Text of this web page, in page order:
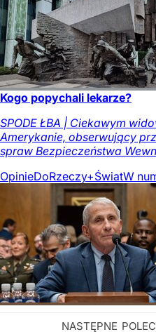
Kogo popychali lekarze?
SPODE ŁBA | Ciekawym
Amerykanie, obserwujący
spraw Bezpieczeństwa
OpinieDoRzeczy+ŚwiatW